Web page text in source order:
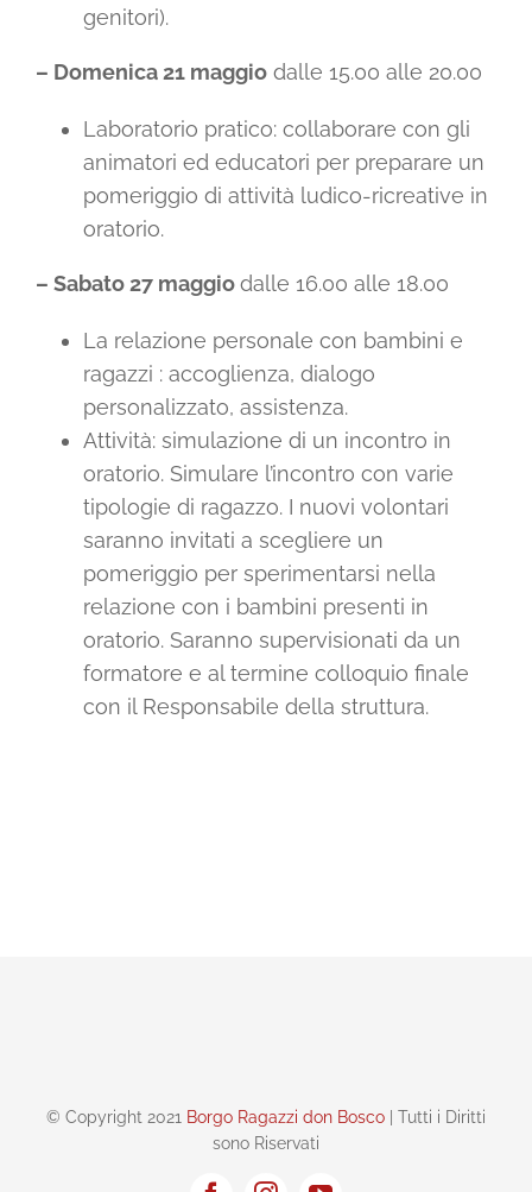
genitori).
– Domenica 21 maggiodalle 15.00 alle 20.00
Laboratorio pratico: collaborare con gli
animatori ed educatori per preparare un
pomeriggio di attività ludico-ricreative in
oratorio.
– Sabato 27 maggiodalle 16.00 alle 18.00
La relazione personale con bambini e
ragazzi : accoglienza, dialogo
personalizzato, assistenza.
Attività: simulazione di un incontro in
oratorio. Simulare l’incontro con varie
tipologie di ragazzo. I nuovi volontari
saranno invitati a scegliere un
pomeriggio per sperimentarsi nella
relazione con i bambini presenti in
oratorio. Saranno supervisionati da un
formatore e al termine colloquio finale
con il Responsabile della struttura.
© Copyright 2021 Borgo Ragazzi don Bosco | Tutti i Diritti
sono Riservati